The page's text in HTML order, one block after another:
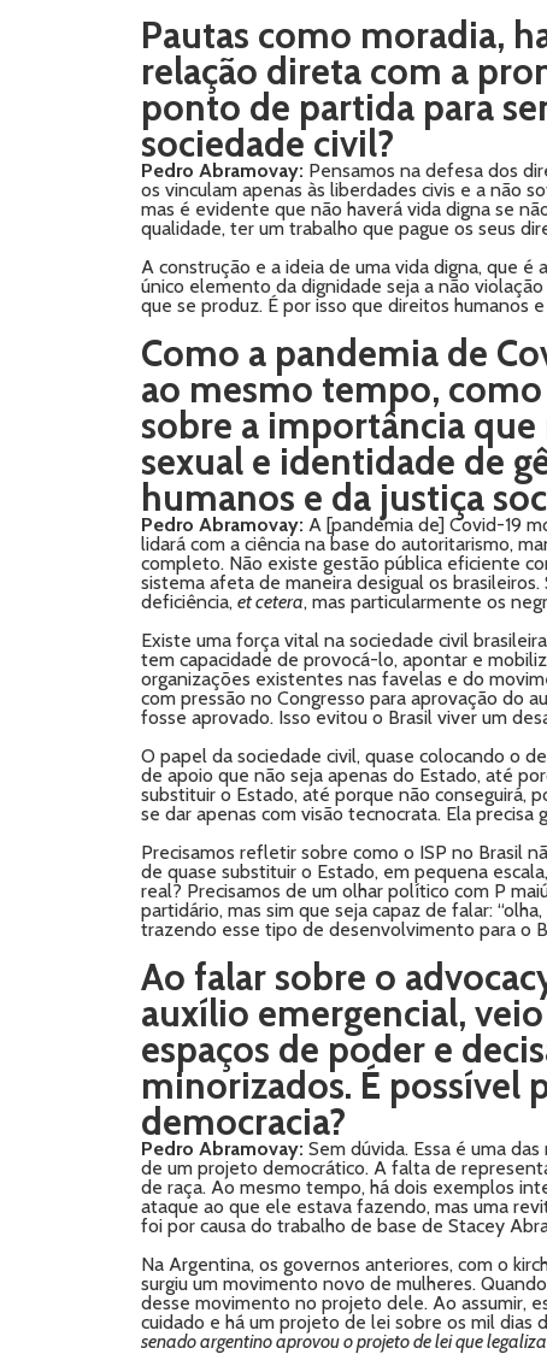
Pautas como moradia,
relação direta com a
ponto de partida para
sociedade civil?
Pedro Abramovay: Pensamos na defesa dos
os vinculam apenas às liberdades civis e a não
mas é evidente que não haverá vida digna se
qualidade, ter um trabalho que pague os seus
A construção e a ideia de uma vida digna, que é
único elemento da dignidade seja a não
que se produz. É por isso que direitos humanos
Como a pandemia de
ao mesmo tempo,
sobre a importância
sexual e identidade de
humanos e da justiça
Pedro Abramovay: A [pandemia de] Covid-19
lidará com a ciência na base do autoritarismo,
completo. Não existe gestão pública eficiente
sistema afeta de maneira desigual os
deficiência, et cetera, mas particularmente os
Existe uma força vital na sociedade civil
tem capacidade de provocá-lo, apontar e
organizações existentes nas favelas e do
com pressão no Congresso para aprovação do
fosse aprovado. Isso evitou o Brasil viver um
O papel da sociedade civil, quase colocando o
de apoio que não seja apenas do Estado, até
substituir o Estado, até porque não conseguirá,
se dar apenas com visão tecnocrata. Ela precisa
Precisamos refletir sobre como o ISP no Brasil
de quase substituir o Estado, em pequena
real? Precisamos de um olhar político com P
partidário, mas sim que seja capaz de falar:
trazendo esse tipo de desenvolvimento para o
Ao falar sobre o
auxílio emergencial,
espaços de poder e
minorizados. É possível
democracia?
Pedro Abramovay: Sem dúvida. Essa é uma
de um projeto democrático. A falta de
de raça. Ao mesmo tempo, há dois exemplos
ataque ao que ele estava fazendo, mas uma
foi por causa do trabalho de base de Stacey
Na Argentina, os governos anteriores, com o
surgiu um movimento novo de mulheres.
desse movimento no projeto dele. Ao assumir,
cuidado e há um projeto de lei sobre os mil dias
senado argentino aprovou o projeto de lei que